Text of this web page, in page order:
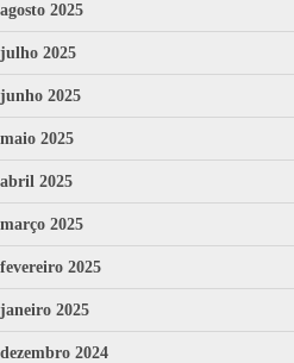
agosto 2025
julho 2025
junho 2025
maio 2025
abril 2025
março 2025
fevereiro 2025
janeiro 2025
dezembro 2024